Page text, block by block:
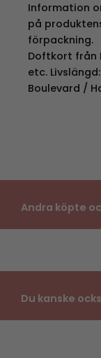
Information
på
förpackning.
Doftkort från
etc.
Boulevard /
Andra köpte
Du kanske